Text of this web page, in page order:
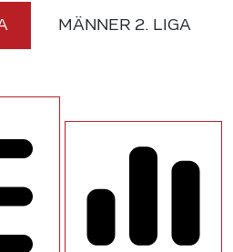
MÄNNER 2. LIGA